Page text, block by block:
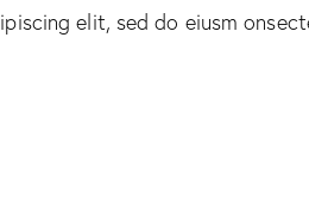
elit, sed do eiusm